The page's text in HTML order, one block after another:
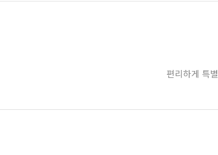
편리하게 특